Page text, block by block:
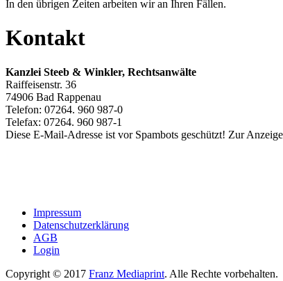
In den übrigen Zeiten arbeiten wir an Ihren Fällen.
Kontakt
Kanzlei Steeb & Winkler, Rechtsanwälte
Raiffeisenstr. 36
74906 Bad Rappenau
Telefon: 07264. 960 987-0
Telefax: 07264. 960 987-1
Diese E-Mail-Adresse ist vor Spambots geschützt! Zur
Impressum
Datenschutzerklärung
AGB
Login
Copyright © 2017 Franz Mediaprint. Alle Rechte vorbehalten.